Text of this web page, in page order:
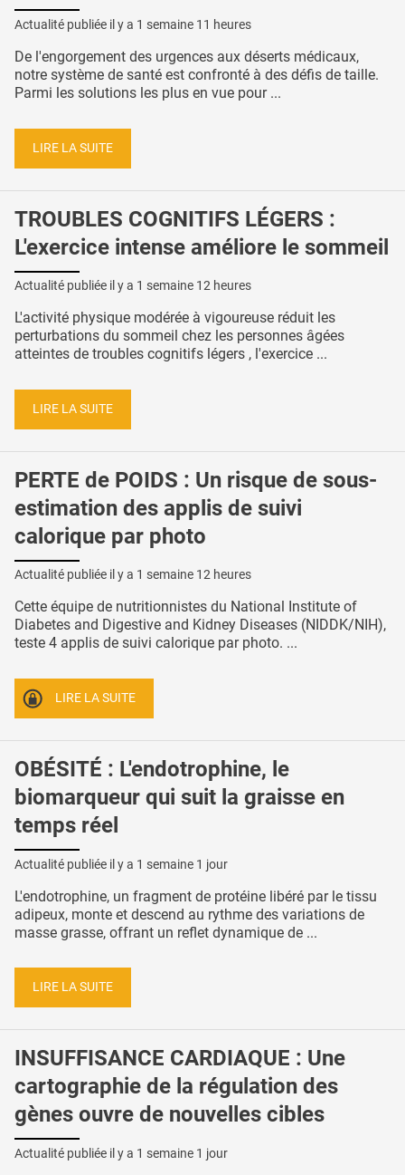
Actualité publiée il y a 1 semaine 11 heures
De l'engorgement des urgences aux déserts médicaux,
notre système de santé est confronté à des défis de taille.
Parmi les solutions les plus en vue pour ...
LIRE LA SUITE
TROUBLES COGNITIFS LÉGERS :
L'exercice intense améliore le sommeil
Actualité publiée il y a 1 semaine 12 heures
L'activité physique modérée à vigoureuse réduit les
perturbations du sommeil chez les personnes âgées
atteintes de troubles cognitifs légers , l'exercice ...
LIRE LA SUITE
PERTE de POIDS : Un risque de sous-
estimation des applis de suivi
calorique par photo
Actualité publiée il y a 1 semaine 12 heures
Cette équipe de nutritionnistes du National Institute of
Diabetes and Digestive and Kidney Diseases (NIDDK/NIH),
teste 4 applis de suivi calorique par photo. ...
LIRE LA SUITE
OBÉSITÉ : L'endotrophine, le
biomarqueur qui suit la graisse en
temps réel
Actualité publiée il y a 1 semaine 1 jour
L'endotrophine, un fragment de protéine libéré par le tissu
adipeux, monte et descend au rythme des variations de
masse grasse, offrant un reflet dynamique de ...
LIRE LA SUITE
INSUFFISANCE CARDIAQUE : Une
cartographie de la régulation des
gènes ouvre de nouvelles cibles
Actualité publiée il y a 1 semaine 1 jour